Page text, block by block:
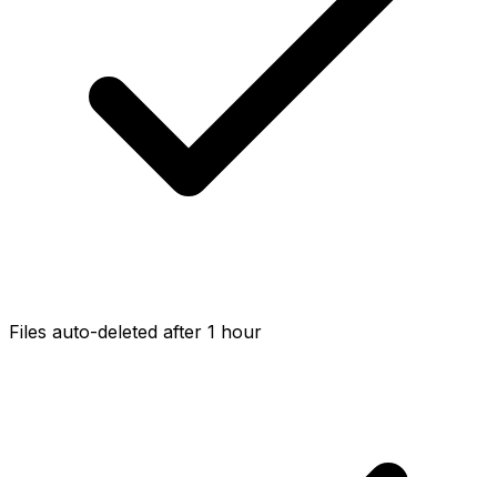
Files auto-deleted after 1 hour